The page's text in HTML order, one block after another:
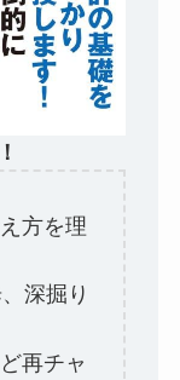
方を理
深掘り
再チャ